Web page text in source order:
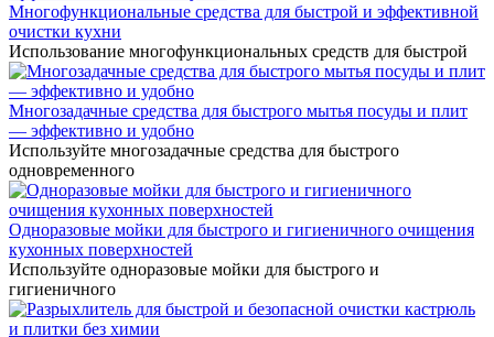
Многофункциональные средства для быстрой и эффективной
очистки кухни
Использование многофункциональных средств для быстрой
Многозадачные средства для быстрого мытья посуды и плит
— эффективно и удобно
Используйте многозадачные средства для быстрого
одновременного
Одноразовые мойки для быстрого и гигиеничного очищения
кухонных поверхностей
Используйте одноразовые мойки для быстрого и
гигиеничного